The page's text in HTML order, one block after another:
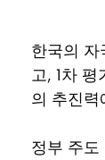
한국의
고, 1차
의 추진력
정부 주도